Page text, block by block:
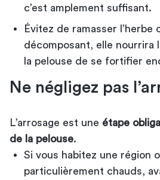
c’est amplement suffisant.
Évitez de ramasser l’herbe
décomposant, elle nourrira
la pelouse de se fortifier
Ne négligez pas
L’arrosage est une étape
de la pelouse.
Si vous habitez une région
particulièrement chauds,